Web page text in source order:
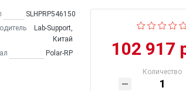
SLHPRP546150
Lab-Support,
Китай
Polar-RP 102 917
Количество